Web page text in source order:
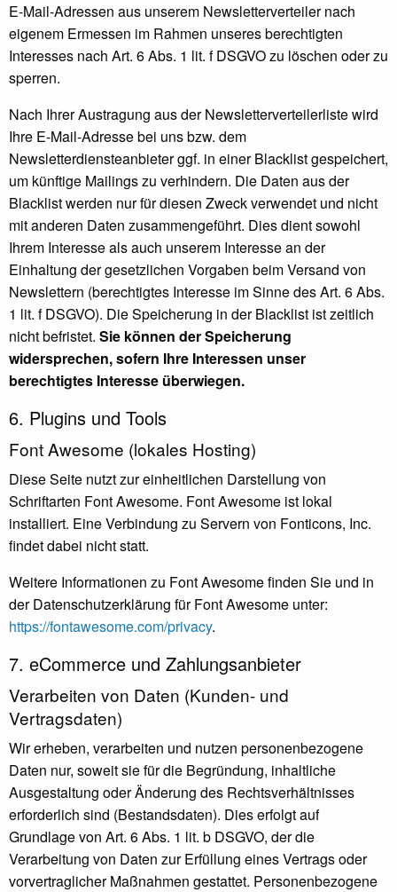
E-Mail-Adressen aus unserem Newsletterverteiler nach
eigenem Ermessen im Rahmen unseres berechtigten
Interesses nach Art. 6 Abs. 1 lit. f DSGVO zu löschen oder zu
sperren.
Nach Ihrer Austragung aus der Newsletterverteilerliste wird
Ihre E-Mail-Adresse bei uns bzw. dem
Newsletterdiensteanbieter ggf. in einer Blacklist gespeichert,
um künftige Mailings zu verhindern. Die Daten aus der
Blacklist werden nur für diesen Zweck verwendet und nicht
mit anderen Daten zusammengeführt. Dies dient sowohl
Ihrem Interesse als auch unserem Interesse an der
Einhaltung der gesetzlichen Vorgaben beim Versand von
Newslettern (berechtigtes Interesse im Sinne des Art. 6 Abs.
1 lit. f DSGVO). Die Speicherung in der Blacklist ist zeitlich
nicht befristet. Sie können der Speicherung
widersprechen, sofern Ihre Interessen unser
berechtigtes Interesse überwiegen.
6. Plugins und Tools
Font Awesome (lokales Hosting)
Diese Seite nutzt zur einheitlichen Darstellung von
Schriftarten Font Awesome. Font Awesome ist lokal
installiert. Eine Verbindung zu Servern von Fonticons, Inc.
findet dabei nicht statt.
Weitere Informationen zu Font Awesome finden Sie und in
der Datenschutzerklärung für Font Awesome unter:
https://fontawesome.com/privacy.
7. eCommerce und Zahlungs­anbieter
Verarbeiten von Daten (Kunden- und
Vertragsdaten)
Wir erheben, verarbeiten und nutzen personenbezogene
Daten nur, soweit sie für die Begründung, inhaltliche
Ausgestaltung oder Änderung des Rechtsverhältnisses
erforderlich sind (Bestandsdaten). Dies erfolgt auf
Grundlage von Art. 6 Abs. 1 lit. b DSGVO, der die
Verarbeitung von Daten zur Erfüllung eines Vertrags oder
vorvertraglicher Maßnahmen gestattet. Personenbezogene